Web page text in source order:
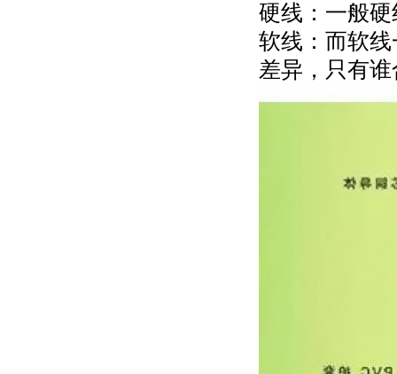
硬线：一般
软线：而软
差异，只有